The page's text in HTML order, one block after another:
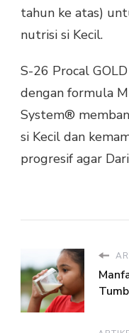
tahun ke atas)
nutrisi si Kecil.
S-26 Procal
dengan formula
System®
si Kecil dan
progresif agar